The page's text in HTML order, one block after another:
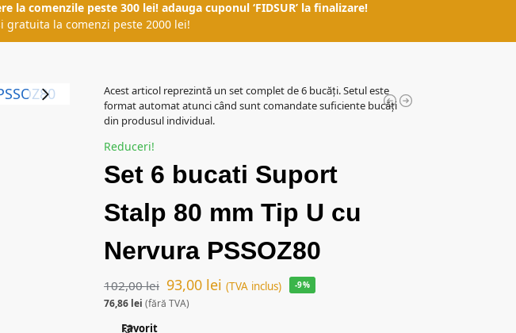
comenzile peste 300 lei! adauga cuponul ‘FIDSUR’ la finalizare!
gratuita la comenzi peste 2000 lei!
Acest articol reprezintă un set complet de 6 bucăți. Setul este
format automat atunci când sunt comandate suficiente bucăți
din produsul individual.
Reduceri!
Set 6 bucati Suport
Stalp 80 mm Tip U cu
Nervura PSSOZ80
102,00lei 93,00 lei (TVA inclus)
76,86 lei (fără TVA)
-9%
Favorit